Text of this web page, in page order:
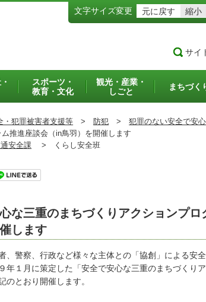
文字サイズ変更 元に戻す 縮小
サイ
スポーツ・
教育・文化
観光・産業・
しごと
まちづく
・犯罪被害者支援等 > 防犯 > 犯罪のない安全で安
推進座談会（in鳥羽）を開催します
安全課 > くらし安全班
な三重のまちづくりアクションプ
します
、警察、行政など様々な主体との「協創」による安
年１月に策定した「安全で安心な三重のまちづくり
のとおり開催します。